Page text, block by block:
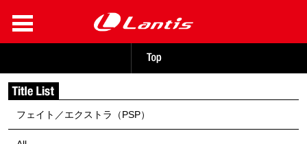
フェイト／エクストラ（PSP）